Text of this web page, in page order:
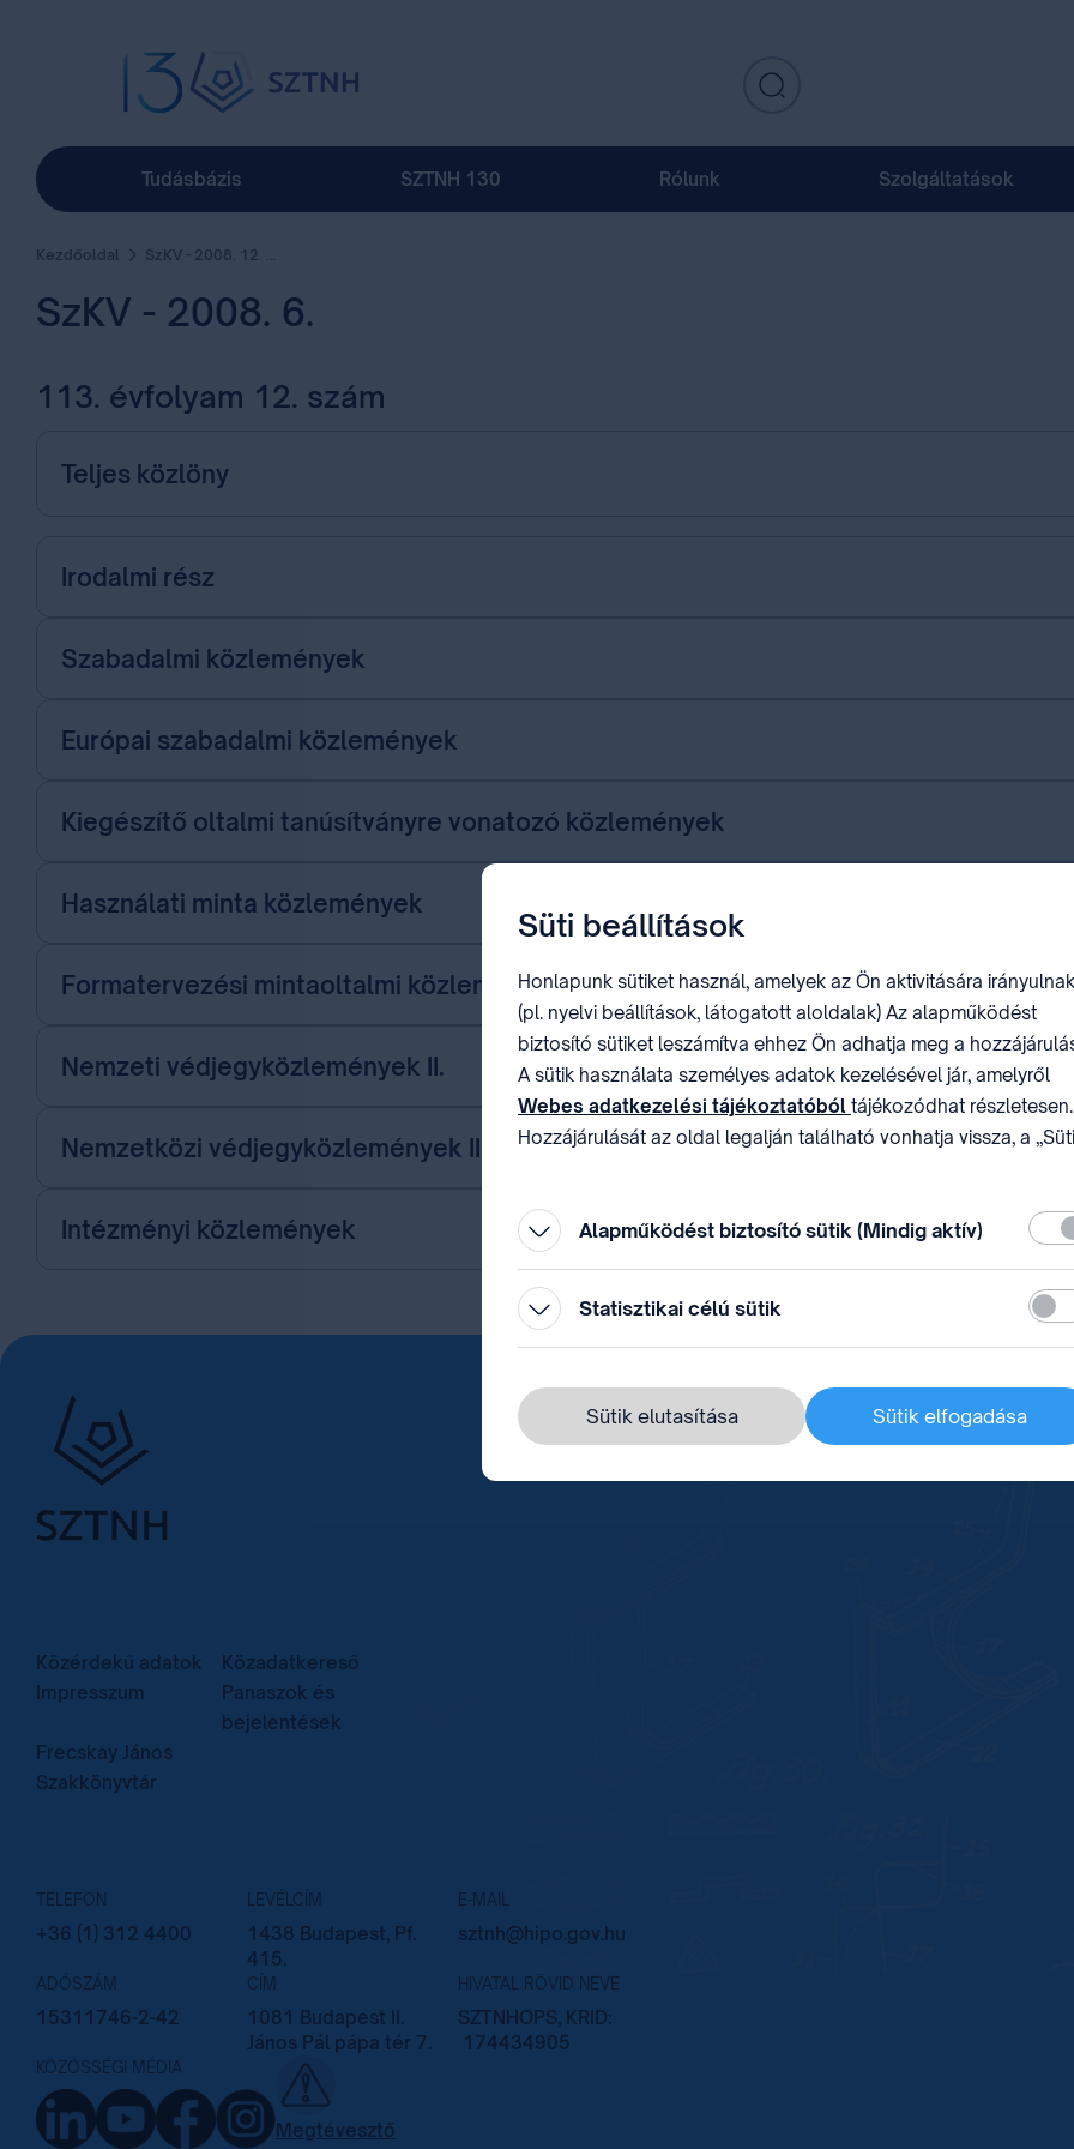
Tudásbázis SZTNH 130 Rólunk Szolgáltatások
Kezdőoldal SzKV - 2008. 12. szám
SzKV - 2008. 6.
113. évfolyam 12. szám
Teljes közlöny
Irodalmi rész
Szabadalmi közlemények
Európai szabadalmi közlemények
Kiegészítő oltalmi tanúsítványre vonatozó közlemények
Használati minta közlemények
Formatervezési mintaoltalmi közlemények
Nemzeti védjegyközlemények II.
Nemzetközi védjegyközlemények II.
Intézményi közlemények
Közérdekű adatok
Közadatkereső
Impresszum
Panaszok és
bejelentések
Frecskay János
Szakkönyvtár
TELEFON
+36 (1) 312 4400
LEVÉLCÍM
1438 Budapest, Pf.
415.
E-MAIL
sztnh@hipo.gov.hu
ADÓSZÁM
15311746-2-42
CÍM
1081 Budapest II.
János Pál pápa tér 7.
HIVATAL RÖVID NEVE
SZTNHOPS, KRID:
174434905
KÖZÖSSÉGI MÉDIA
Megtévesztő
Süti beállítások
Honlapunk sütiket használ, amelyek az Ön aktivitására
(pl. nyelvi beállítások, látogatott aloldalak) Az alapműködést
biztosító sütiket leszámítva ehhez Ön adhatja meg a
A sütik használata személyes adatok kezelésével jár, amelyről
Webes adatkezelési tájékoztatóból tájékozódhat részletesen.
Hozzájárulását az oldal legalján található vonhatja vissza, a „Süti
Alapműködést biztosító sütik (Mindig aktív)
Statisztikai célú sütik
Sütik elutasítása Sütik elfogadása